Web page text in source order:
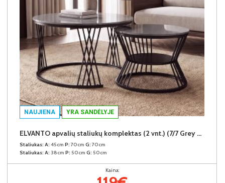
NAUJIENA YRA SANDĖLYJE
ELVANTO apvalių staliukų komplektas (2 vnt.) (7/7 Grey Gloss)
Staliukas: A: 45cm P: 70cm G: 70cm
Staliukas: A: 38cm P: 50cm G: 50cm
Kaina: